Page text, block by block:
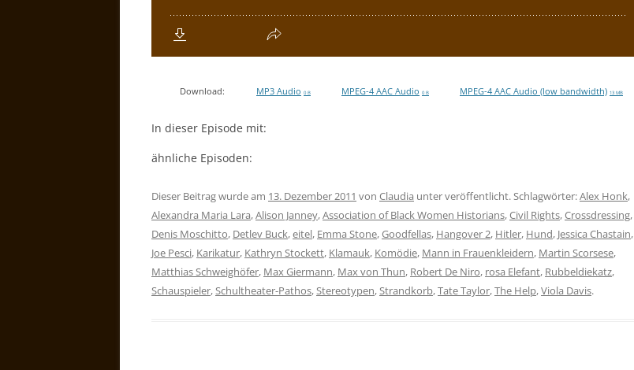
Download: MP3 Audio 0 B MPEG-4 AAC Audio 0 B MPEG-4 AAC Audio (low bandwidth) 13 MB
In dieser Episode mit:
ähnliche Episoden:
Dieser Beitrag wurde am 13. Dezember 2011 von Claudia unter veröffentlicht. Schlagwörter:Alex Honk,
Alexandra Maria Lara,Alison Janney,Association of Black Women Historians,Civil Rights,Crossdressing,
Denis Moschitto, Detlev Buck,eitel, Emma Stone,Goodfellas, Hangover 2, Hitler, Hund, Jessica Chastain,
Joe Pesci, Karikatur, Kathryn Stockett, Klamauk, Komödie, Mann in Frauenkleidern, Martin Scorsese,
Matthias Schweighöfer, Max Giermann, Max von Thun, Robert De Niro, rosa Elefant, Rubbeldiekatz,
Schauspieler,Schultheater-Pathos,Stereotypen,Strandkorb,Tate Taylor,The Help,Viola Davis.